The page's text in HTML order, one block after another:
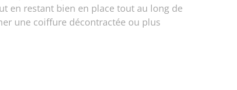
en restant bien en place tout au long de
une coiffure décontractée ou plus